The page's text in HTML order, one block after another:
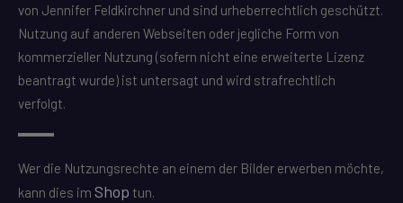
von Jennifer Feldkirchner und sind urheberrechtlich geschützt.
Nutzung auf anderen Webseiten oder jegliche Form von
kommerzieller Nutzung (sofern nicht eine erweiterte Lizenz
beantragt wurde) ist untersagt und wird strafrechtlich
verfolgt.
Wer die Nutzungsrechte an einem der Bilder erwerben möchte,
kann dies im Shop tun.